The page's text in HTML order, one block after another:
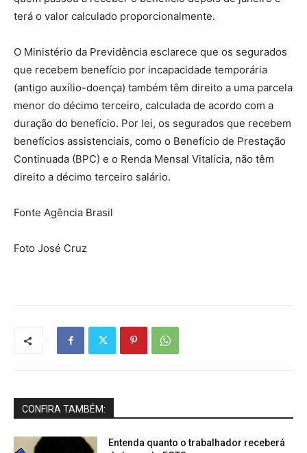
terá o valor calculado proporcionalmente.
O Ministério da Previdência esclarece que os segurados
que recebem benefício por incapacidade temporária
(antigo auxílio-doença) também têm direito a uma parcela
menor do décimo terceiro, calculada de acordo com a
duração do benefício. Por lei, os segurados que recebem
benefícios assistenciais, como o Benefício de Prestação
Continuada (BPC) e o Renda Mensal Vitalícia, não têm
direito a décimo terceiro salário.
Fonte Agência Brasil
Foto José Cruz
CONFIRA TAMBÉM:
Entenda quanto o trabalhador receberá